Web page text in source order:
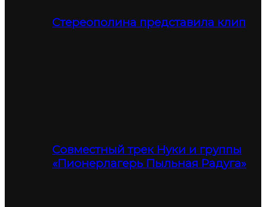
Стереополина представила клип
Совместный трек Нуки и группы
«Пионерлагерь Пыльная Радуга»